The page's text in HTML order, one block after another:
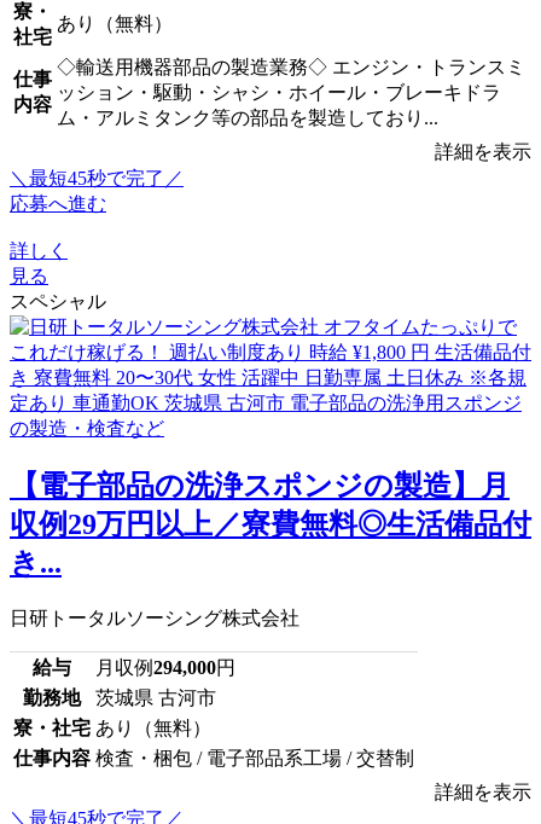
寮・
社宅
あり（無料）
仕事
内容
◇輸送用機器部品の製造業務◇ エンジン・トランスミ
ッション・駆動・シャシ・ホイール・ブレーキドラ
ム・アルミタンク等の部品を製造しており...
詳細を表示
＼最短45秒で完了／
応募へ進む
詳しく
見る
スペシャル
【電子部品の洗浄スポンジの製造】月
収例29万円以上／寮費無料◎生活備品付
き...
日研トータルソーシング株式会社
給与 月収例294,000円
勤務地
茨城県 古河市
寮・社宅 あり（無料）
仕事内容 検査・梱包 / 電子部品系工場 / 交替制
詳細を表示
＼最短45秒で完了／